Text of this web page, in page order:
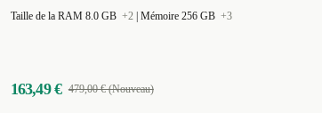
Taille de la RAM 8.0 GB +2 Mémoire 256 GB +3
163,49 € 479,00 € (Nouveau)